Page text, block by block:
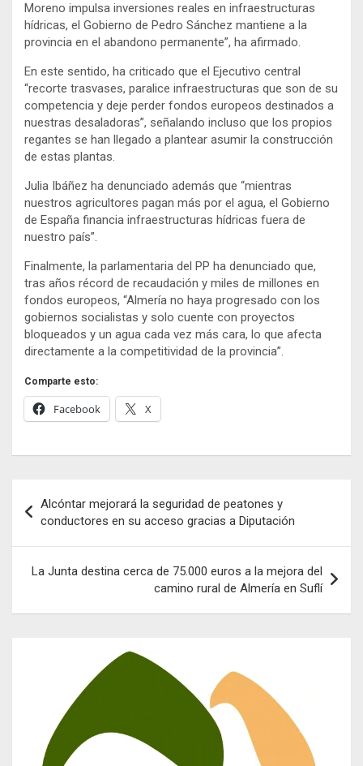
Moreno impulsa inversiones reales en infraestructuras
hídricas, el Gobierno de Pedro Sánchez mantiene a la
provincia en el abandono permanente”, ha afirmado.
En este sentido, ha criticado que el Ejecutivo central
“recorte trasvases, paralice infraestructuras que son de su
competencia y deje perder fondos europeos destinados a
nuestras desaladoras”, señalando incluso que los propios
regantes se han llegado a plantear asumir la construcción
de estas plantas.
Julia Ibáñez ha denunciado además que “mientras
nuestros agricultores pagan más por el agua, el Gobierno
de España financia infraestructuras hídricas fuera de
nuestro país”.
Finalmente, la parlamentaria del PP ha denunciado que,
tras años récord de recaudación y miles de millones en
fondos europeos, “Almería no haya progresado con los
gobiernos socialistas y solo cuente con proyectos
bloqueados y un agua cada vez más cara, lo que afecta
directamente a la competitividad de la provincia”.
Comparte esto:
Facebook X
de
entradas
Alcóntar mejorará la seguridad de peatones y
conductores en su acceso gracias a Diputación
La Junta destina cerca de 75.000 euros a la mejora del
camino rural de Almería en Suflí